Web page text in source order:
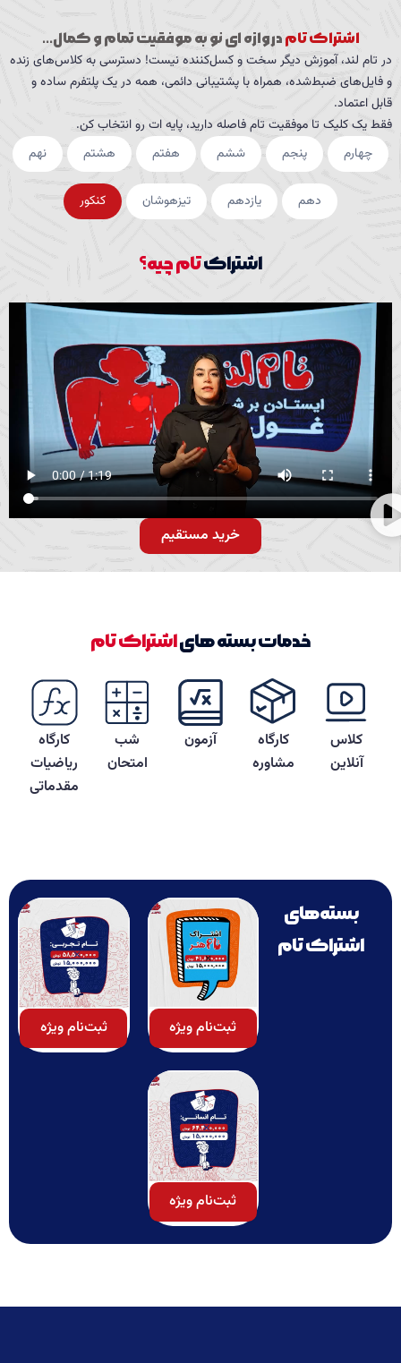
اشتراک تامدروازه ای نو به موفقیت تمام و کمال...
در تام لند، آموزش دیگر سخت و کسل‌کننده نیست! دسترسی به کلاس‌های زنده
و فایل‌های ضبط‌شده، همراه با پشتیبانی دائمی، همه در یک پلتفرم ساده و
قابل اعتماد.
فقط یک کلیک تا موفقیت تام فاصله دارید، پایه ات رو انتخاب کن.
چهارم
پنجم ششم هفتم هشتم نهم
دهم یازدهم تیزهوشان کنکور
اشتراکتام چیه؟
خرید مستقیم
خدمات بسته هایاشتراک تام
کلاس
آنلاین
کارگاه
مشاوره
آزمون
شب
امتحان
کارگاه
ریاضیات
مقدماتی
بسته‌های
اشتراک تام
ثبت‌نام ویژه ثبت‌نام ویژه
ثبت‌نام ویژه